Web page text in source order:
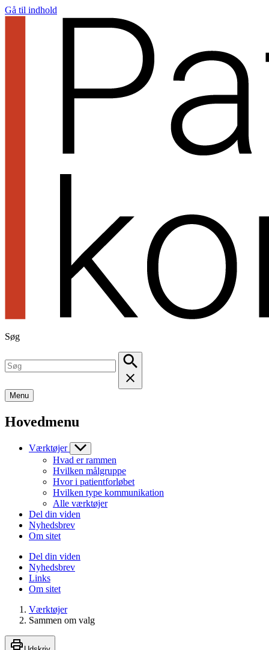
Gå til indhold
Søg
Menu
Hovedmenu
Værktøjer
Hvad er rammen
Hvilken målgruppe
Hvor i patientforløbet
Hvilken type kommunikation
Alle værktøjer
Del din viden
Nyhedsbrev
Om sitet
Del din viden
Nyhedsbrev
Links
Om sitet
Værktøjer
Sammen om valg